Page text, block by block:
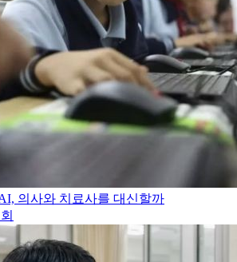
의사와 치료사를 대신할까